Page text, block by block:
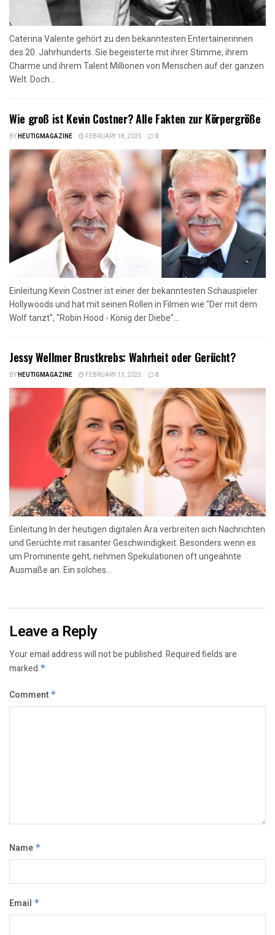
Caterina Valente gehört zu den bekanntesten Entertainerinnen
des 20. Jahrhunderts. Sie begeisterte mit ihrer Stimme, ihrem
Charme und ihrem Talent Millionen von Menschen auf der ganzen
Welt. Doch...
Wie groß ist Kevin Costner? Alle Fakten zur Körpergröße
BYHEUTIGMAGAZINE FEBRUARY 18, 2025 0
Einleitung Kevin Costner ist einer der bekanntesten Schauspieler
Hollywoods und hat mit seinen Rollen in Filmen wie "Der mit dem
Wolf tanzt", "Robin Hood - König der Diebe"...
Jessy Wellmer Brustkrebs: Wahrheit oder Gerücht?
BYHEUTIGMAGAZINE FEBRUARY 13, 2025 0
Einleitung In der heutigen digitalen Ära verbreiten sich Nachrichten
und Gerüchte mit rasanter Geschwindigkeit. Besonders wenn es
um Prominente geht, nehmen Spekulationen oft ungeahnte
Ausmaße an. Ein solches...
Leave a Reply
Your email address will not be published.Required fields are
marked *
Comment *
Name *
Email *